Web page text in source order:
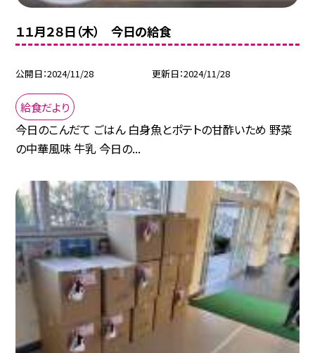
１１月２８日（木） 今日の給食
公開日 2024/11/28 更新日 2024/11/28
給食だより
今日のこんだて ごはん 白身魚とポテトの甘酢いため 野菜
の中華風味 牛乳 今日の...